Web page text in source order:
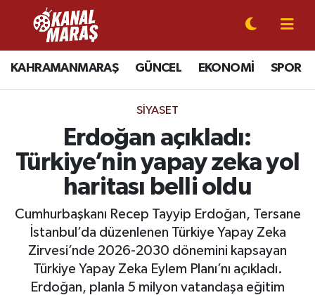
KAHRAMANMARAŞ GÜNCEL EKONOMİ SPOR
SIYASET
Erdoğan açıkladı:
Türkiye’nin yapay zeka yol
haritası belli oldu
Cumhurbaşkanı Recep Tayyip Erdoğan, Tersane
İstanbul’da düzenlenen Türkiye Yapay Zeka
Zirvesi’nde 2026-2030 dönemini kapsayan
Türkiye Yapay Zeka Eylem Planı’nı açıkladı.
Erdoğan, planla 5 milyon vatandaşa eğitim
CANLI YAYIN
KAHRAMANMARAŞ
SPOR
SİYASET
EKONOMİ
GÜNDEM
Kahramanmaraş Nöbetçi Eczaneler
Kahramanmaraş Hava Durumu
Kahramanmaraş Trafik Yoğunluk Haritası
Süper Lig Puan Durumu ve Fikstür
Tüm Manşetler
Son Dakika Haberleri